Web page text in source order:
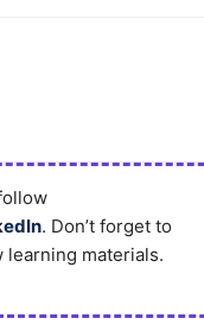
. Don’t forget to
learning materials.